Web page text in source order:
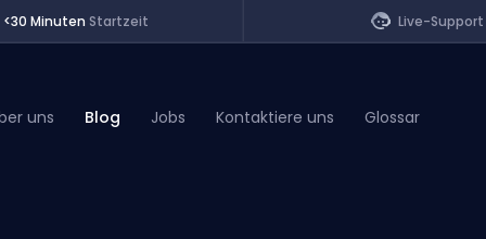
<30 Minuten Startzeit Live-Support
uns Blog Jobs Kontaktiere uns Glossar